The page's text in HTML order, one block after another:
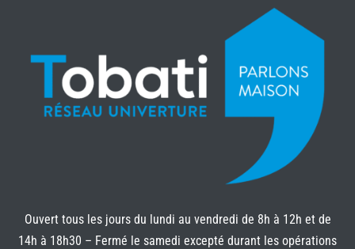
Ouvert tous les jours du lundi au vendredi de 8h à 12h et de
14h à 18h30 – Fermé le samedi excepté durant les opérations